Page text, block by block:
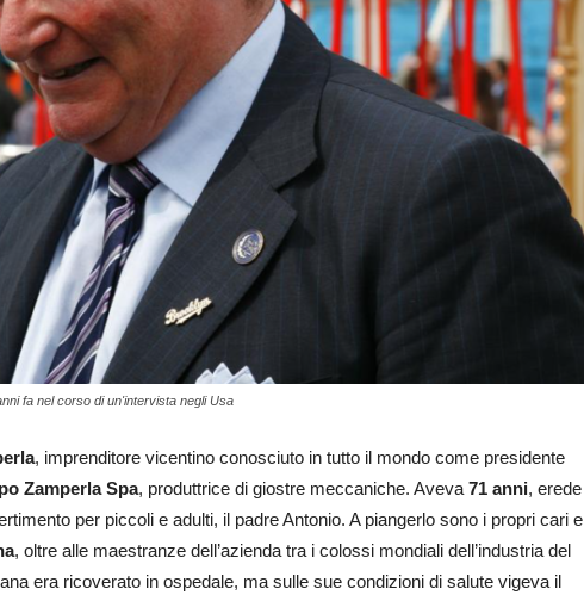
fa nel corso di un'intervista negli Usa
, imprenditore vicentino conosciuto in tutto il mondo come presidente
Zamperla Spa, produttrice di giostre meccaniche. Aveva 71 anni, erede
per piccoli e adulti, il padre Antonio. A piangerlo sono i propri cari e
, oltre alle maestranze dell’azienda tra i colossi mondiali dell’industria del
era ricoverato in ospedale, ma sulle sue condizioni di salute vigeva il